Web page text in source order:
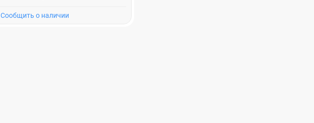
Cообщить о наличии